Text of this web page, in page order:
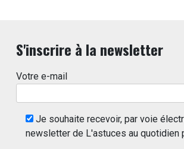
S'inscrire à la newsletter
Votre e-mail
Je souhaite recevoir, par voie
newsletter de L'astuces au quotidien